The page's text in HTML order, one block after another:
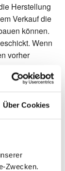
Über Cookies
Zwecken.
Herstellung
Verkauf die
können.
Wenn
vorher
gehen
zum